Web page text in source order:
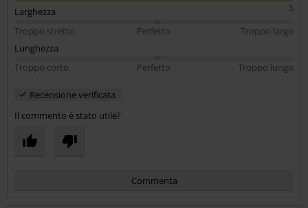
5
Larghezza
Troppo stretto
Perfetto
Troppo largo
Lunghezza
Troppo corto
Perfetto Troppo lungo
Recensione verificata
Il commento è stato utile?
Commenta